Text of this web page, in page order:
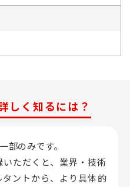
しく知るには？
部のみです。
ただくと、業界・技術
ントから、 より具体的